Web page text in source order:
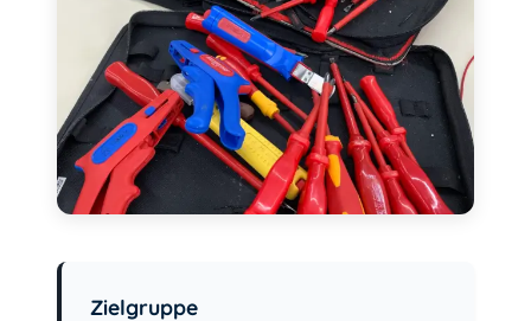
Zielgruppe